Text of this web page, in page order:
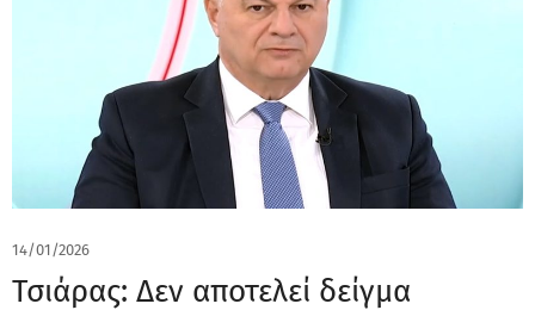
14/01/2026
Τσιάρας: Δεν αποτελεί δείγμα